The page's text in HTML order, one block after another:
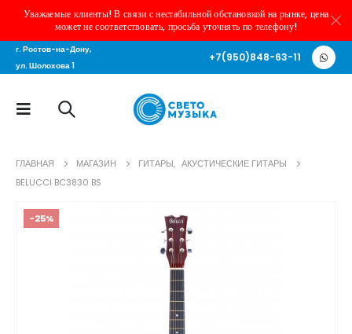
Уважаемые клиенты! В связи с нестабильной обстановкой на рынке, цена
может не соответствовать, просьба уточнять по телефону!
г. Ростов-на-Дону,
ул. Шолохова 1
+7(950)848-63-11
ГЛАВНАЯ МАГАЗИН ГИТАРЫ, АКУСТИЧЕСКИЕ ГИТАРЫ
BELUCCI BC3830 BS
-25%